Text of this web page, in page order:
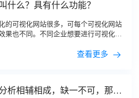
什么？具有什么功能？
的可视化网站很多，可每个可视化网站
果也不同。不同企业想要进行可视化的
查看更多
析相辅相成，缺一不可，那你